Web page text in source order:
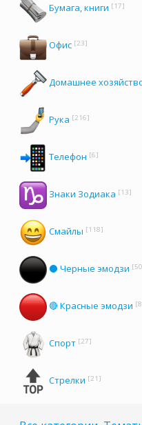
Бумага, книги [17]
Офис [23]
Домашнее
Рука [216]
Телефон [6]
Знаки Зодиака [13]
Смайлы [118]
⚫ Черные эмодзи
🔴 Красные эмодзи
Спорт [27]
Стрелки [21]